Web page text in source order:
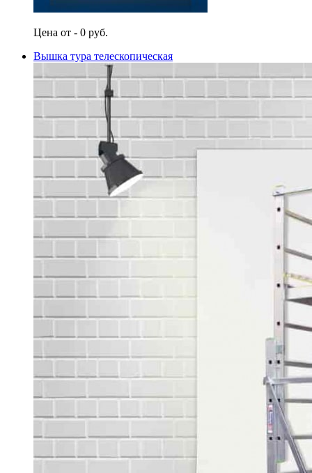
Цена от - 0 руб.
Вышка тура телескопическая